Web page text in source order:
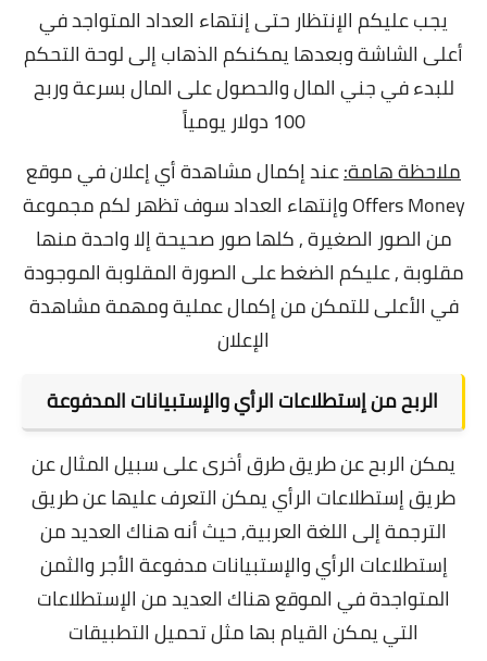
يجب عليكم الإنتظار حتى إنتهاء العداد المتواجد في
أعلى الشاشة وبعدها يمكنكم الذهاب إلى لوحة التحكم
للبدء في جني المال والحصول على المال بسرعة وربح
100 دولار يومياً
ملاحظة هامة:عند إكمال مشاهدة أي إعلان في موقع
Offers Money وإنتهاء العداد سوف تظهر لكم مجموعة
من الصور الصغيرة , كلها صور صحيحة إلا واحدة منها
مقلوبة , عليكم الضغط على الصورة المقلوبة الموجودة
في الأعلى للتمكن من إكمال عملية ومهمة مشاهدة
الإعلان
الربح من إستطلاعات الرأي والإستبيانات المدفوعة
يمكن الربح عن طريق طرق أخرى على سبيل المثال عن
طريق إستطلاعات الرأي يمكن التعرف عليها عن طريق
الترجمة إلى اللغة العربية,حيث أنه هناك العديد من
إستطلاعات الرأي والإستبيانات مدفوعة الأجر والثمن
المتواجدة في الموقع هناك العديد من الإستطلاعات
التي يمكن القيام بها مثل تحميل التطبيقات